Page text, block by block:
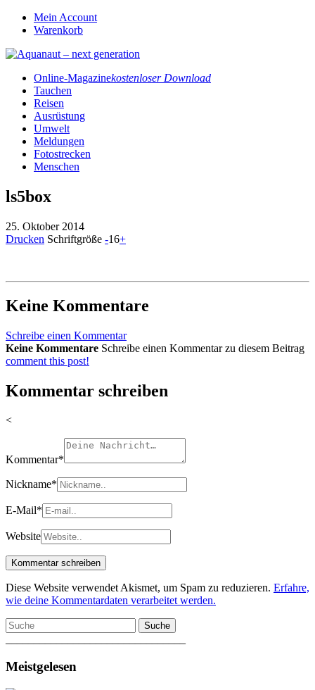
Mein Account
Warenkorb
Online-Magazinekostenloser Download
Tauchen
Reisen
Ausrüstung
Umwelt
Meldungen
Fotostrecken
Menschen
ls5box
25. Oktober 2014
Drucken Schriftgröße -16+
Keine Kommentare
Schreibe einen Kommentar
Keine Kommentare Schreibe einen Kommentar zu diesem Beitrag
comment this post!
Kommentar schreiben
<
Kommentar*
Nickname*
E-Mail*
Website
Diese Website verwendet Akismet, um Spam zu reduzieren. Erfahre,
wie deine Kommentardaten verarbeitet werden.
Suche
Meistgelesen